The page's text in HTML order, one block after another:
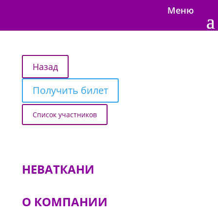
Меню
Получить билет
Список участников
НЕВАТКАНИ
О КОМПАНИИ